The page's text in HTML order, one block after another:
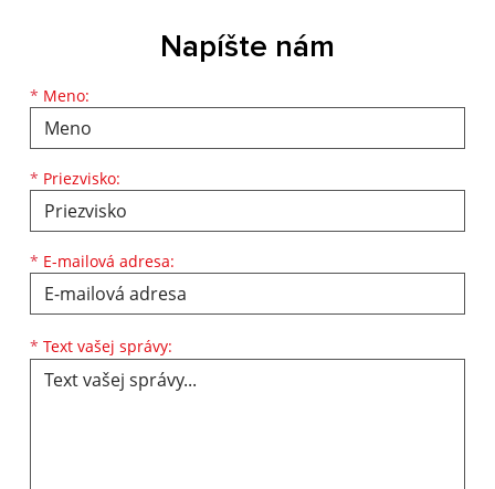
Napíšte nám
* Meno:
Meno
* Priezvisko:
Priezvisko
* E-mailová adresa:
E-mailová adresa
* Text vašej správy: